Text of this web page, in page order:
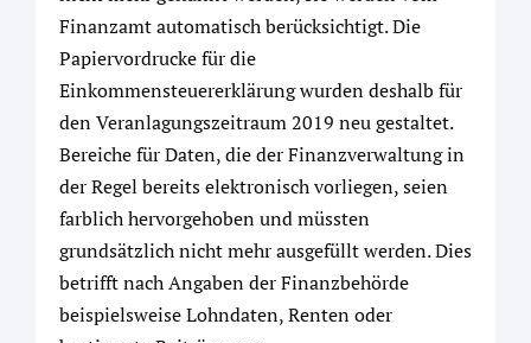
Finanzamt automatisch berücksichtigt. Die
Papiervordrucke für die
Einkommensteuererklärung wurden deshalb für
den Veranlagungszeitraum 2019 neu gestaltet.
Bereiche für Daten, die der Finanzverwaltung in
der Regel bereits elektronisch vorliegen, seien
farblich hervorgehoben und müssten
grundsätzlich nicht mehr ausgefüllt werden. Dies
betrifft nach Angaben der Finanzbehörde
beispielsweise Lohndaten, Renten oder